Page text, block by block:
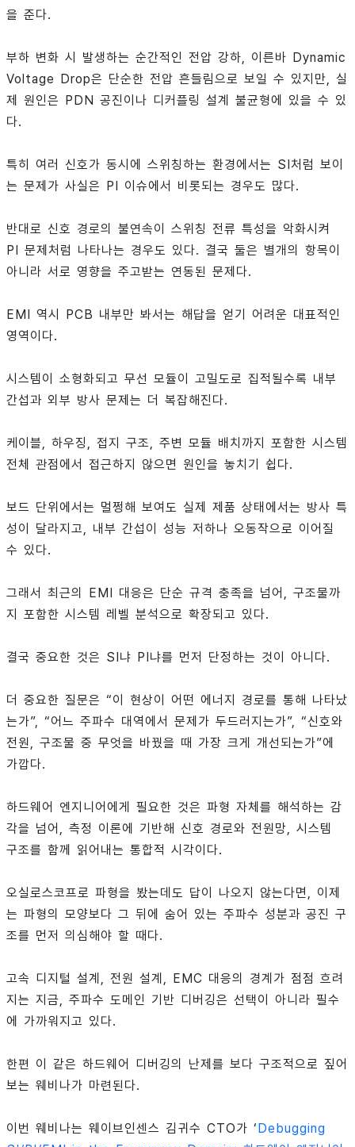
을 준다.
부하 변화 시 발생하는 순간적인 전압 강하, 이른바 Dynamic
Voltage Drop은 단순한 전압 흔들림으로 보일 수 있지만, 실
제 원인은 PDN 공진이나 디커플링 설계 불균형에 있을 수 있
다.
특히 여러 신호가 동시에 스위칭하는 환경에서는 SI처럼 보이
는 문제가 사실은 PI 이슈에서 비롯되는 경우도 많다.
반대로 신호 경로의 불연속이 스위칭 전류 특성을 악화시켜
PI 문제처럼 나타나는 경우도 있다. 결국 둘은 별개의 항목이
아니라 서로 영향을 주고받는 연동된 문제다.
EMI 역시 PCB 내부만 봐서는 해답을 얻기 어려운 대표적인
영역이다.
시스템이 소형화되고 무선 모듈이 고밀도로 집적될수록 내부
간섭과 외부 방사 문제는 더 복잡해진다.
케이블, 하우징, 접지 구조, 주변 모듈 배치까지 포함한 시스템
전체 관점에서 접근하지 않으면 원인을 놓치기 쉽다.
보드 단위에서는 멀쩡해 보여도 실제 제품 상태에서는 방사 특
성이 달라지고, 내부 간섭이 성능 저하나 오동작으로 이어질
수 있다.
그래서 최근의 EMI 대응은 단순 규격 충족을 넘어, 구조물까
지 포함한 시스템 레벨 분석으로 확장되고 있다.
결국 중요한 것은 SI냐 PI냐를 먼저 단정하는 것이 아니다.
더 중요한 질문은 “이 현상이 어떤 에너지 경로를 통해 나타났
는가”, “어느 주파수 대역에서 문제가 두드러지는가”, “신호와
전원, 구조물 중 무엇을 바꿨을 때 가장 크게 개선되는가”에
가깝다.
하드웨어 엔지니어에게 필요한 것은 파형 자체를 해석하는 감
각을 넘어, 측정 이론에 기반해 신호 경로와 전원망, 시스템
구조를 함께 읽어내는 통합적 시각이다.
오실로스코프로 파형을 봤는데도 답이 나오지 않는다면, 이제
는 파형의 모양보다 그 뒤에 숨어 있는 주파수 성분과 공진 구
조를 먼저 의심해야 할 때다.
고속 디지털 설계, 전원 설계, EMC 대응의 경계가 점점 흐려
지는 지금, 주파수 도메인 기반 디버깅은 선택이 아니라 필수
에 가까워지고 있다.
한편 이 같은 하드웨어 디버깅의 난제를 보다 구조적으로 짚어
보는 웨비나가 마련된다.
이번 웨비나는 웨이브인센스 김귀수 CTO가 ‘Debugging